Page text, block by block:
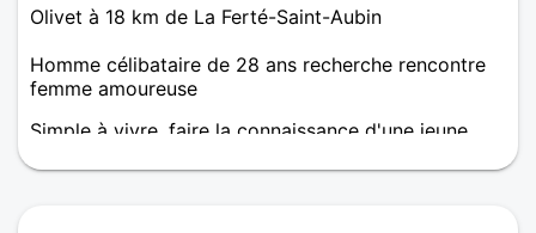
Olivet à 18 km de La Ferté-Saint-Aubin
Homme célibataire de 28 ans recherche rencontre
femme amoureuse
Simple à vivre, faire la connaissance d'une jeune
premier contact par dialogue et la suite ont verra !